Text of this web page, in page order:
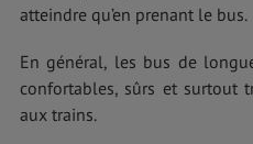
atteindre qu’en prenant le bus.
En général, les bus de
confortables, sûrs et surtout
aux trains.